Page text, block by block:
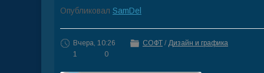
Опубликовал SamDel
Вчера, 10:26 СОФТ / Дизайн и графика
1
0